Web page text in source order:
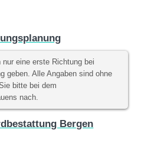
eine erste Richtung bei
geben. Alle Angaben sind ohne
bitte bei dem
nach.
Bergen